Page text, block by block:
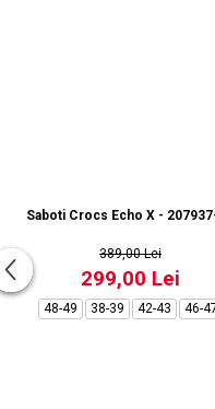
Saboti Crocs Echo X -
389,00 Lei
299,00 Lei
48-49 38-39 42-43 46-